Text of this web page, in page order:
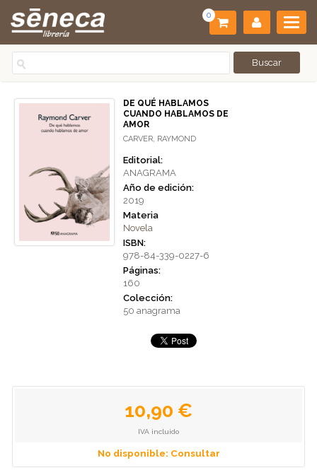
0
DE QUÉ HABLAMOS
CUANDO HABLAMOS DE
AMOR
CARVER, RAYMOND
Editorial:
ANAGRAMA
Año de edición:
2019
Materia
Novela
ISBN:
978-84-339-0227-6
Páginas:
160
Colección:
50 anagrama
10,90 €
IVA incluido
No disponible: Consultar